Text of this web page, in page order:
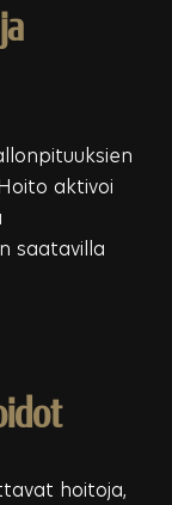
aktivoi
saatavilla
hoitoja,